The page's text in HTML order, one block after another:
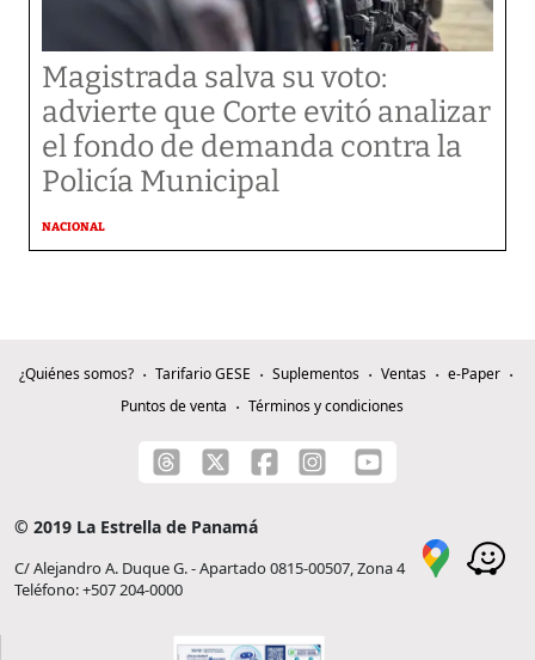
Magistrada salva su voto:
advierte que Corte evitó analizar
el fondo de demanda contra la
Policía Municipal
NACIONAL
¿Quiénes somos? Tarifario GESE Suplementos Ventas
e-Paper
Puntos de venta
Términos y condiciones
© 2019 La Estrella de Panamá
C/ Alejandro A. Duque G. - Apartado 0815-00507, Zona 4
Teléfono: +507 204-0000